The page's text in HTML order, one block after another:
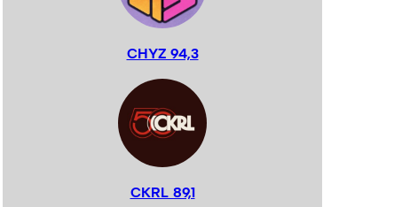
CHYZ 94,3
CKRL 89,1